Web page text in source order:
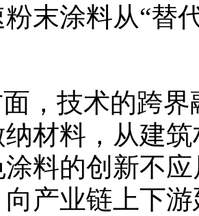
末涂料从“替
，技术的跨
材料，从建
料的创新不
产业链上下